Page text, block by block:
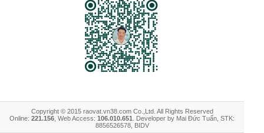
Copyright © 2015 raovat.vn38.com Co.,Ltd. All Rights Reserved
Online: 221.156 , Web Access: 106.010.651 . Developer by Mai Đức Tuấn, STK:
8856526578, BIDV